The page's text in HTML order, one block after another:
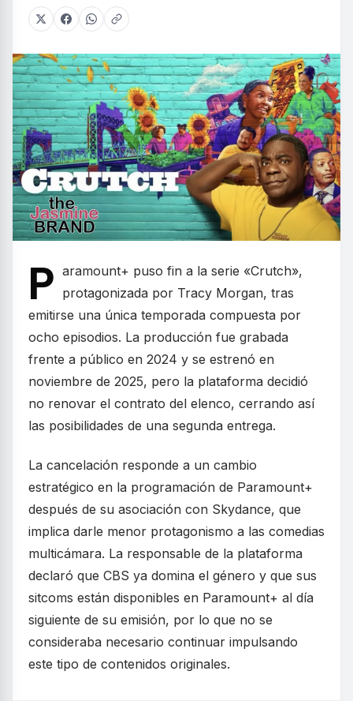
P aramount+ puso fin a la serie «Crutch»,
protagonizada por Tracy Morgan, tras
emitirse una única temporada compuesta por
ocho episodios. La producción fue grabada
frente a público en 2024 y se estrenó en
noviembre de 2025, pero la plataforma decidió
no renovar el contrato del elenco, cerrando así
las posibilidades de una segunda entrega.
La cancelación responde a un cambio
estratégico en la programación de Paramount+
después de su asociación con Skydance, que
implica darle menor protagonismo a las comedias
multicámara. La responsable de la plataforma
declaró que CBS ya domina el género y que sus
sitcoms están disponibles en Paramount+ al día
siguiente de su emisión, por lo que no se
consideraba necesario continuar impulsando
este tipo de contenidos originales.